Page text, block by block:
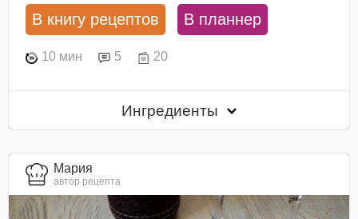
В книгу рецептов В планнер
10 мин 5 20
Ингредиенты
Мария
автор рецепта